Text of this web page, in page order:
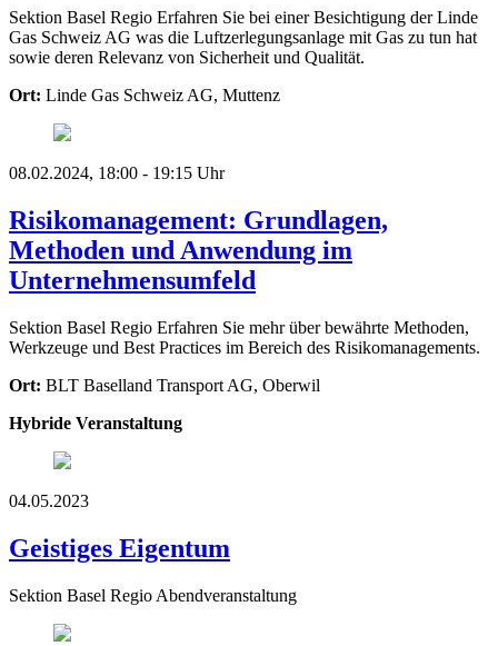
Sektion Basel Regio Erfahren Sie bei einer Besichtigung der Linde
Gas Schweiz AG was die Luftzerlegungsanlage mit Gas zu tun hat
sowie deren Relevanz von Sicherheit und Qualität.
Ort: Linde Gas Schweiz AG, Muttenz
08.02.2024, 18:00 - 19:15 Uhr
Risikomanagement: Grundlagen,
Methoden und Anwendung im
Unternehmensumfeld
Sektion Basel Regio Erfahren Sie mehr über bewährte Methoden,
Werkzeuge und Best Practices im Bereich des Risikomanagements.
Ort: BLT Baselland Transport AG, Oberwil
Hybride Veranstaltung
04.05.2023
Geistiges Eigentum
Sektion Basel Regio Abendveranstaltung